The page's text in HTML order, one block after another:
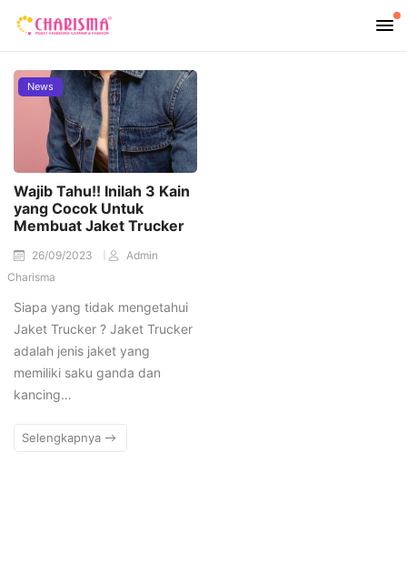
News
Wajib Tahu!! Inilah 3 Kain
yang Cocok Untuk
Membuat Jaket Trucker
26/09/2023
Admin
Charisma
Siapa yang tidak mengetahui
Jaket Trucker ? Jaket Trucker
adalah jenis jaket yang
memiliki saku ganda dan
kancing…
Selengkapnya